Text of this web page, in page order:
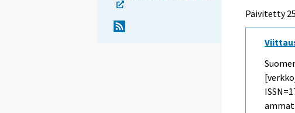
Päivitetty